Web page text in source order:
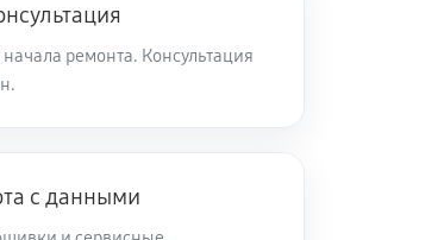
ремонта. Консультация
с данными